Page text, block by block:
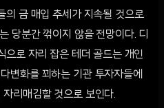
금 매입 추세가 지속될 것으로
당분간 꺾이지 않을 전망이다. 디
으로 자리 잡은 테더 골드는 개인
변화를 꾀하는 기관 투자자들에
리매김할 것으로 보인다.